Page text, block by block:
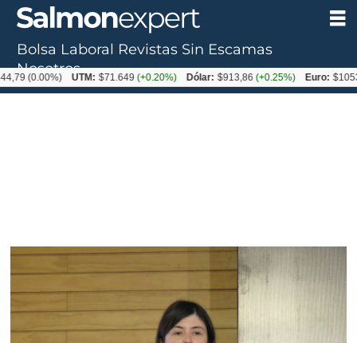
Bolsa Laboral Revistas Sin Escamas
Nosotros
UTM: $71.649 (+0.20%) Dólar: $913,86 (+0.25%) Euro: $1053,08(-